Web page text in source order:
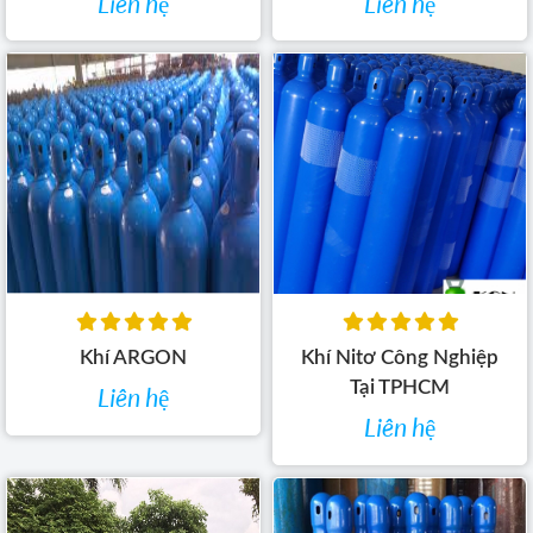
Khí ARGON
Liên hệ
Khí Nitơ Công Nghiệp
Tại TPHCM
Liên hệ